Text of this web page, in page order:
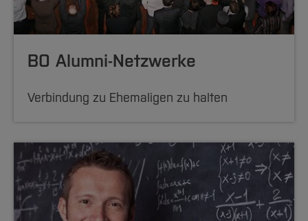
BO Alumni-Netzwerke
Verbindung zu Ehemaligen zu halten